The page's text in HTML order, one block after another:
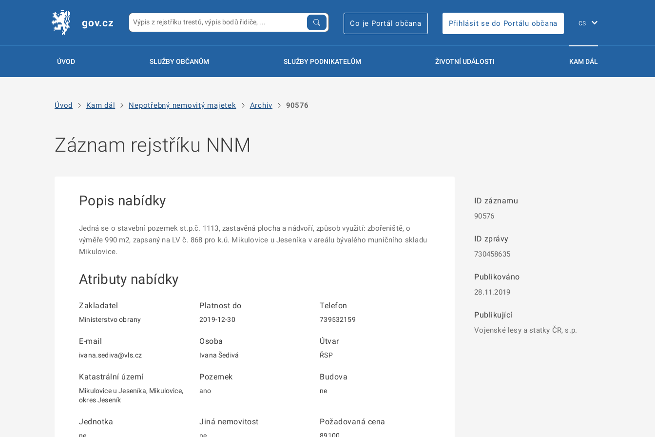
gov.cz Co je Portál občana Přihlásit se do Portálu občana
ÚVOD SLUŽBY OBČANŮM SLUŽBY PODNIKATELŮM ŽIVOTNÍ UDÁLOSTI KAM DÁL
Úvod Kam dál Nepotřebný nemovitý majetek Archiv 90576
Záznam rejstříku NNM
ID záznamu
90576
ID zprávy
730458635
Publikováno
28.11.2019
Publikující
Vojenské lesy a statky ČR, s.p.
Popis nabídky
Jedná se o stavební pozemek st.p.č. 1113, zastavěná plocha a nádvoří, způsob využití: zbořeniště, o
výměře 990 m2, zapsaný na LV č. 868 pro k.ú. Mikulovice u Jeseníka v areálu bývalého muničního skladu
Mikulovice.
Atributy nabídky
Zakladatel
Ministerstvo obrany
Platnost do
2019-12-30
Telefon
739532159
E-mail
ivana.sediva@vls.cz
Osoba
Ivana Šedivá
Útvar
ŘSP
Katastrální území
Mikulovice u Jeseníka, Mikulovice,
okres Jeseník
Pozemek
ano
Budova
ne
Jednotka Jiná nemovitost Požadovaná cena